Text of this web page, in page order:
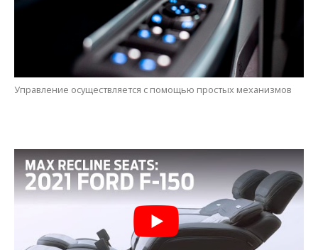
Управление осуществляется с помощью простых механизмов